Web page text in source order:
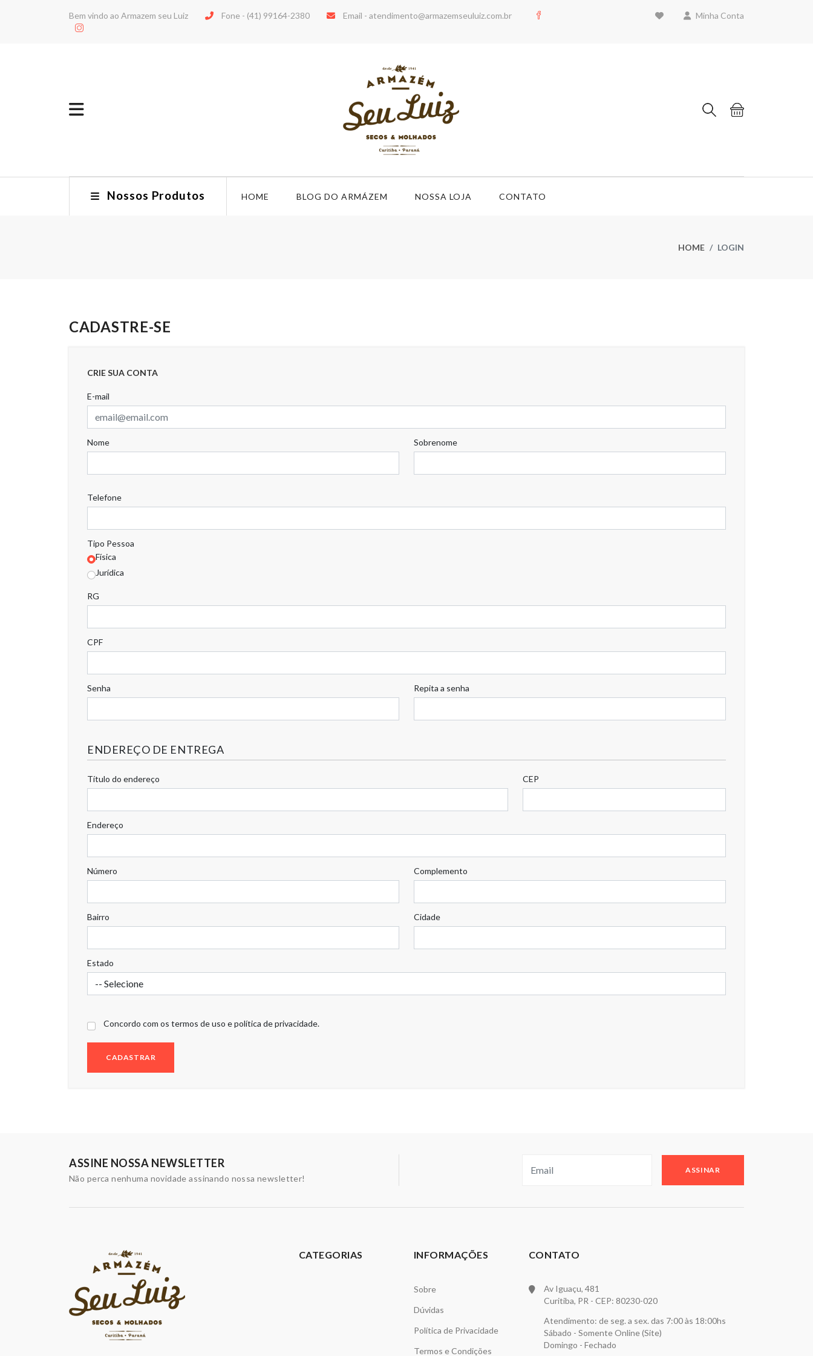
Bem vindo ao Armazem seu Luiz Fone - (41) 99164-2380 Email - atendimento@armazemseuluiz.com.br Minha Conta
Nossos Produtos HOME BLOG DO ARMÁZEM NOSSA LOJA CONTATO
HOME LOGIN
CADASTRE-SE
CRIE SUA CONTA
E-mail
Nome Sobrenome
Telefone
Tipo Pessoa
Física
Jurídica
RG
CPF
Senha Repita a senha
ENDEREÇO DE ENTREGA
Título do endereço CEP
Endereço
Número Complemento
Bairro Cidade
Estado
Concordo com os termos de uso e política de privacidade.
CADASTRAR
ASSINE NOSSA NEWSLETTER
Não perca nenhuma novidade assinando nossa newsletter!
ASSINAR
CATEGORIAS INFORMAÇÕES
Sobre
Dúvidas
Política de Privacidade
Termos e Condições
CONTATO
Av Iguaçu, 481
Curitiba, PR - CEP: 80230-020
Atendimento: de seg. a sex. das 7:00 às 18:00hs
Sábado - Somente Online (Site)
Domingo - Fechado